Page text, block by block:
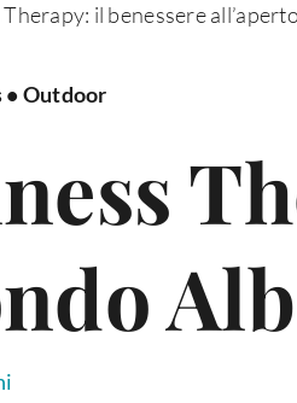
il benessere
• Outdoor